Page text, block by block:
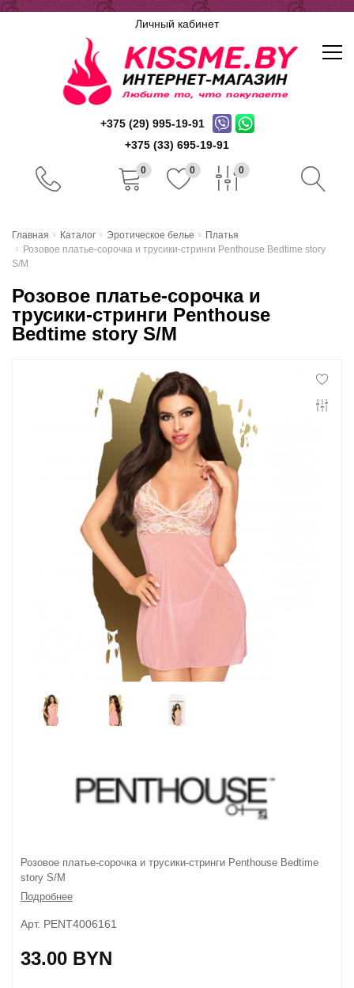
Личный кабинет
+375 (29) 995-19-91
+375 (33) 695-19-91
0 0 0
Доставка и оплата
Скидочная система
Конфиденциальность
Гарантии и возврат
Беспроцентная рассрочка
Главная Каталог Эротическое белье
Платья
Розовое платье-сорочка и трусики-стринги Penthouse Bedtime story
S/M
Розовое платье-сорочка и
трусики-стринги Penthouse
Bedtime story S/M
Розовое платье-сорочка и трусики-стринги Penthouse Bedtime
story S/M
Подробнее
Арт. PENT4006161
33.00 BYN